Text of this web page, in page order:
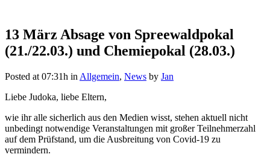
Absage von Spreewaldpokal
(21./22.03.) und Chemiepokal
(28.03.)
13 März Absage von Spreewaldpokal
(21./22.03.) und Chemiepokal (28.03.)
Posted at 07:31h in Allgemein, News by Jan
Liebe Judoka, liebe Eltern,
wie ihr alle sicherlich aus den Medien wisst, stehen aktuell nicht
unbedingt notwendige Veranstaltungen mit großer Teilnehmerzahl
auf dem Prüfstand, um die Ausbreitung von Covid-19 zu
vermindern.